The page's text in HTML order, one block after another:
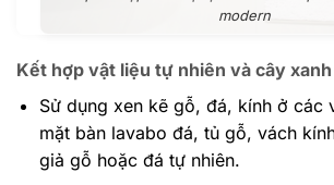
modern
Kết hợp vật liệu tự nhiên và cây xanh
Sử dụng xen kẽ gỗ, đá, kính ở các
mặt bàn lavabo đá, tủ gỗ, vách
giả gỗ hoặc đá tự nhiên.